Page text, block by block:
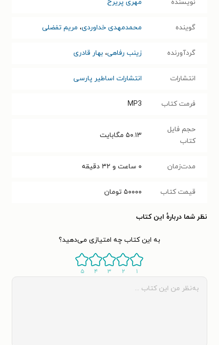
نویسنده مهری پریرخ
گوینده محمدمهدی خداوردی، مریم تفضلی
گردآورنده زینب رفاهی، بهار قادری
انتشارات انتشارات اساطیر پارسی
فرمت کتاب MP3
حجم فایل
کتاب
۵۰.۱۳ مگابایت
مدت‌زمان ۰ ساعت و ۳۲ دقیقه
قیمت کتاب ۵۰۰۰۰ تومان
نظر شما دربارهٔ این کتاب
به این کتاب چه امتیازی می‌دهید؟
۱ ۲ ۳ ۴ ۵